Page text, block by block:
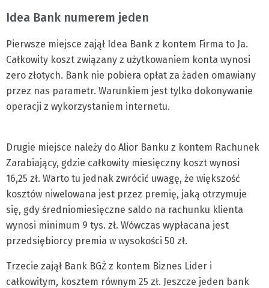
Idea Bank numerem jeden
Pierwsze miejsce zajął Idea Bank z kontem Firma to Ja.
Całkowity koszt związany z użytkowaniem konta wynosi
zero złotych. Bank nie pobiera opłat za żaden omawiany
przez nas parametr. Warunkiem jest tylko dokonywanie
operacji z wykorzystaniem internetu.
Drugie miejsce należy do Alior Banku z kontem Rachunek
Zarabiający, gdzie całkowity miesięczny koszt wynosi
16,25 zł. Warto tu jednak zwrócić uwagę, że większość
kosztów niwelowana jest przez premię, jaką otrzymuje
się, gdy średniomiesięczne saldo na rachunku klienta
wynosi minimum 9 tys. zł. Wówczas wypłacana jest
przedsiębiorcy premia w wysokości 50 zł.
Trzecie zajął Bank BGŻ z kontem Biznes Lider i
całkowitym, kosztem równym 25 zł. Jeszcze jeden bank